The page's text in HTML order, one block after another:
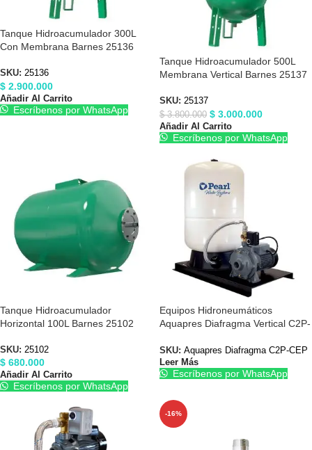
Tanque Hidroacumulador 300L
Con Membrana Barnes 25136
SKU: 25136
$ 2.900.000
Añadir Al Carrito
Escríbenos por WhatsApp
Tanque Hidroacumulador 500L
Membrana Vertical Barnes 25137
SKU: 25137
$3.800.000 $ 3.000.000
Añadir Al Carrito
Escríbenos por WhatsApp
Tanque Hidroacumulador
Horizontal 100L Barnes 25102
SKU: 25102
$ 680.000
Añadir Al Carrito
Escríbenos por WhatsApp
Equipos Hidroneumáticos
Aquapres Diafragma Vertical C2P-
SKU: Aquapres Diafragma C2P-CEP
Leer Más
Escríbenos por WhatsApp
-16%